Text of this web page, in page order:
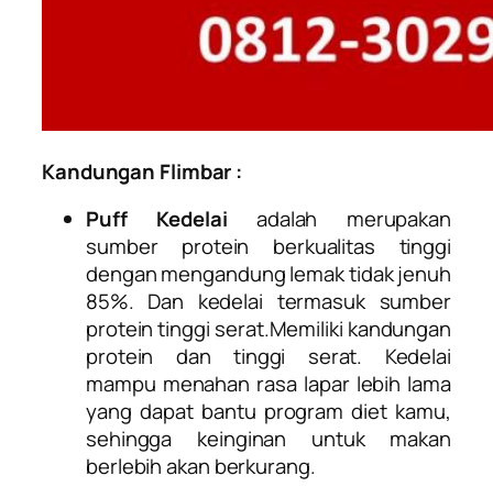
Kandungan Flimbar :
Puff Kedelai adalah merupakan
sumber protein berkualitas tinggi
dengan mengandung lemak tidak jenuh
85%. Dan kedelai termasuk sumber
protein tinggi serat.Memiliki kandungan
protein dan tinggi serat. Kedelai
mampu menahan rasa lapar lebih lama
yang dapat bantu program diet kamu,
sehingga keinginan untuk makan
berlebih akan berkurang.